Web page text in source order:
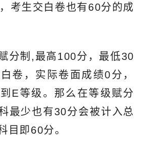
考生交白卷也有60分的成
分制,最高100分，最低30
卷，实际卷面成绩0分，
E等级。那么在等级赋分
最少也有30分会被计入总
目即60分。